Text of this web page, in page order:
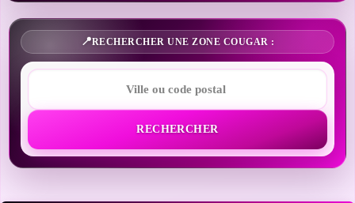
RECHERCHER UNE ZONE COUGAR :
RECHERCHER